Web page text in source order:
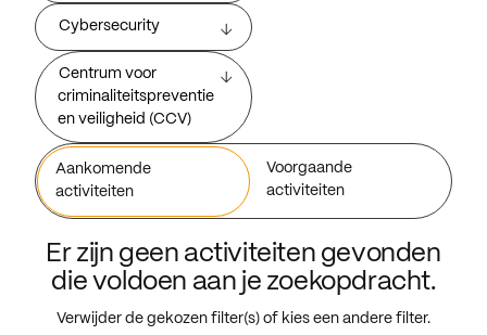
Cybersecurity
Centrum voor
criminaliteitspreventie
en veiligheid (CCV)
Aankomende
activiteiten
Voorgaande
activiteiten
Er zijn geen activiteiten gevonden
die voldoen aan je zoekopdracht.
Verwijder de gekozen filter(s) of kies een andere filter.